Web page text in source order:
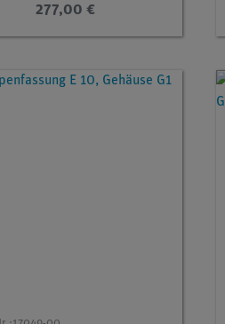
277,00 €